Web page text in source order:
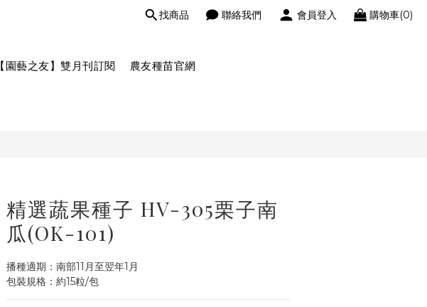
找商品 聯絡我們 會員登入 購物車(0)
【園藝之友】雙月刊訂閱 農友種苗官網
精選蔬果種子 HV-305栗子南
瓜(OK-101)
播種適期：南部11月至翌年1月
包裝規格：約15粒/包